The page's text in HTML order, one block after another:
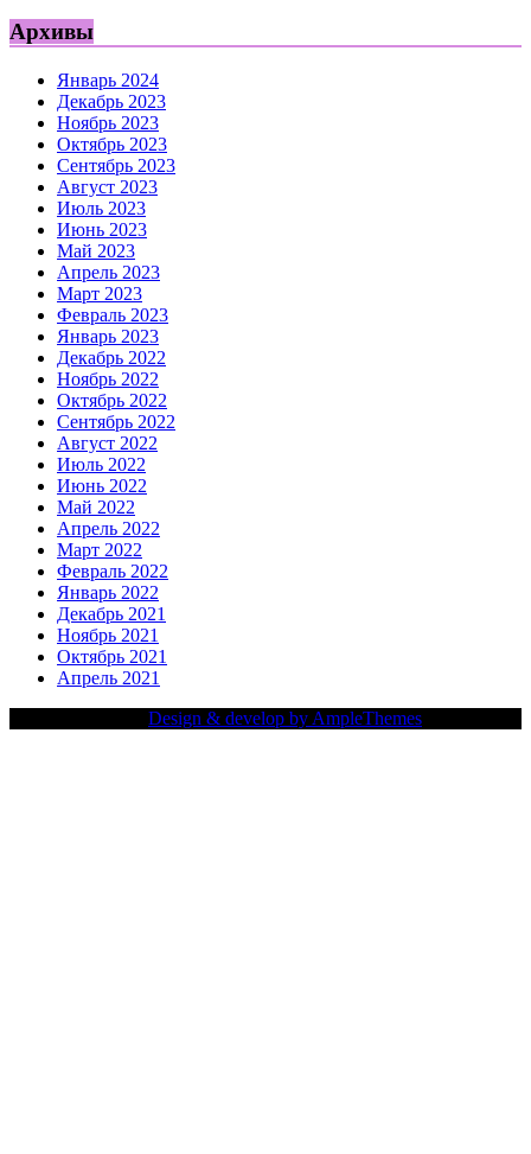
Архивы
Январь 2024
Декабрь 2023
Ноябрь 2023
Октябрь 2023
Сентябрь 2023
Август 2023
Июль 2023
Июнь 2023
Май 2023
Апрель 2023
Март 2023
Февраль 2023
Январь 2023
Декабрь 2022
Ноябрь 2022
Октябрь 2022
Сентябрь 2022
Август 2022
Июль 2022
Июнь 2022
Май 2022
Апрель 2022
Март 2022
Февраль 2022
Январь 2022
Декабрь 2021
Ноябрь 2021
Октябрь 2021
Апрель 2021
Design & develop by AmpleThemes